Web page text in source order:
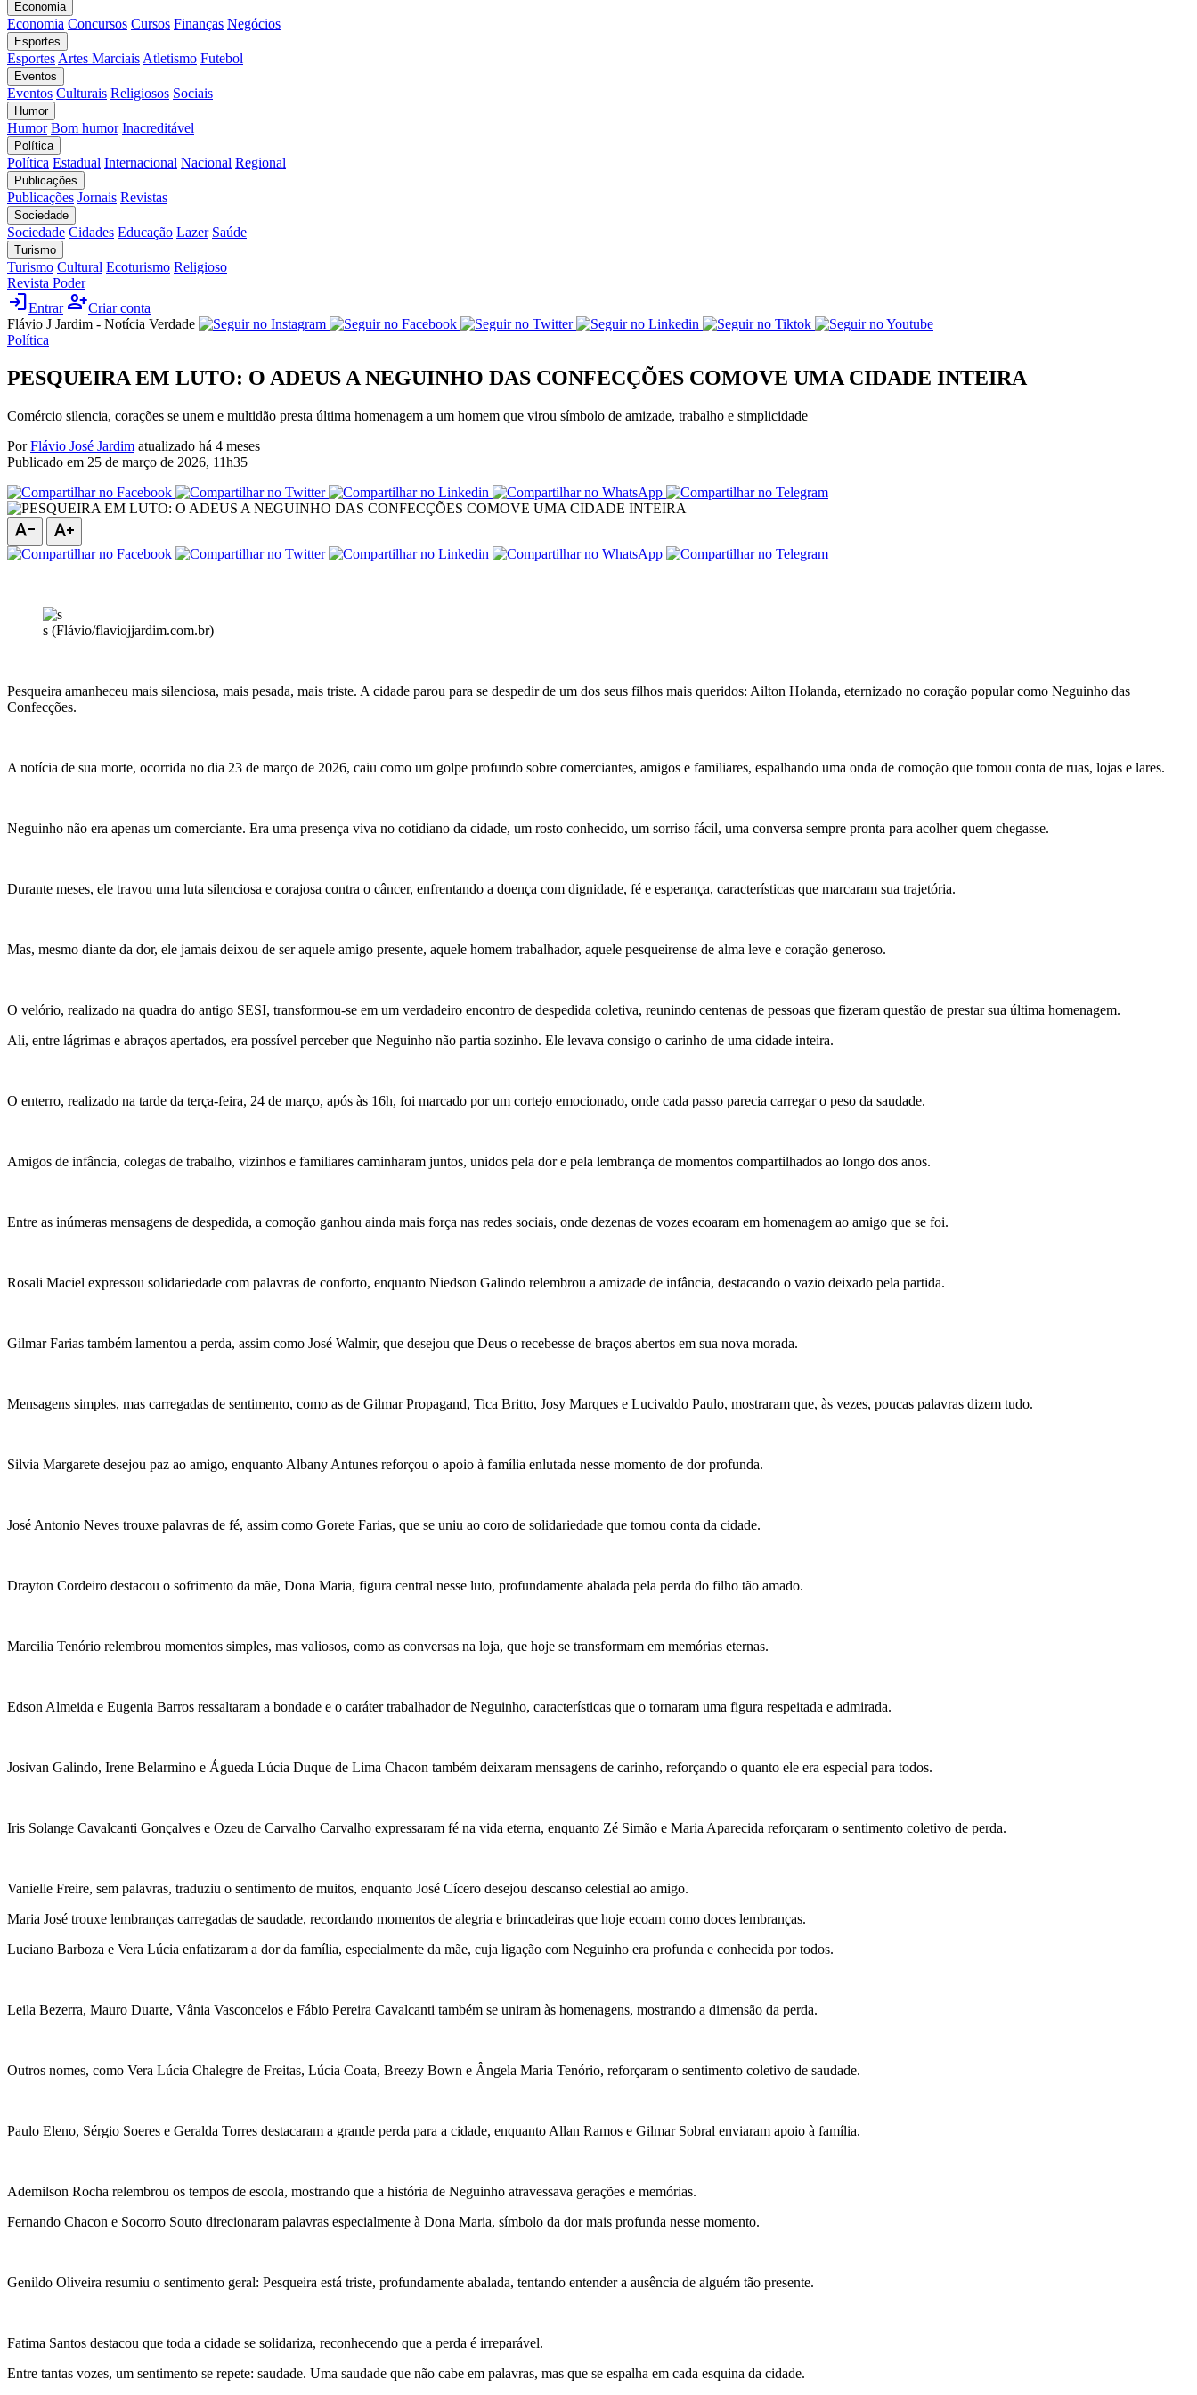
Economia
Economia Concursos Cursos Finanças Negócios
Esportes
Esportes Artes Marciais Atletismo Futebol
Eventos
Eventos Culturais Religiosos Sociais
Humor
Humor Bom humor Inacreditável
Política
Política Estadual Internacional Nacional Regional
Publicações
Publicações Jornais Revistas
Sociedade
Sociedade Cidades Educação Lazer Saúde
Turismo
Turismo Cultural Ecoturismo Religioso
Revista Poder
loginEntrar person_addCriar conta
Flávio J Jardim - Notícia Verdade
Política
PESQUEIRA EM LUTO: O ADEUS A NEGUINHO DAS CONFECÇÕES COMOVE UMA CIDADE INTEIRA
Comércio silencia, corações se unem e multidão presta última homenagem a um homem que virou símbolo de amizade, trabalho e simplicidade
PorFlávio José Jardim atualizado há 4 meses
Publicado em 25 de março de 2026, 11h35
text_decrease text_increase
s (Flávio/flaviojjardim.com.br)
Pesqueira amanheceu mais silenciosa, mais pesada, mais triste. A cidade parou para se despedir de um dos seus filhos mais queridos: Ailton Holanda, eternizado no coração popular como Neguinho das
Confecções.
A notícia de sua morte, ocorrida no dia 23 de março de 2026, caiu como um golpe profundo sobre comerciantes, amigos e familiares, espalhando uma onda de comoção que tomou conta de ruas, lojas e lares.
Neguinho não era apenas um comerciante. Era uma presença viva no cotidiano da cidade, um rosto conhecido, um sorriso fácil, uma conversa sempre pronta para acolher quem chegasse.
Durante meses, ele travou uma luta silenciosa e corajosa contra o câncer, enfrentando a doença com dignidade, fé e esperança, características que marcaram sua trajetória.
Mas, mesmo diante da dor, ele jamais deixou de ser aquele amigo presente, aquele homem trabalhador, aquele pesqueirense de alma leve e coração generoso.
O velório, realizado na quadra do antigo SESI, transformou-se em um verdadeiro encontro de despedida coletiva, reunindo centenas de pessoas que fizeram questão de prestar sua última homenagem.
Ali, entre lágrimas e abraços apertados, era possível perceber que Neguinho não partia sozinho. Ele levava consigo o carinho de uma cidade inteira.
O enterro, realizado na tarde da terça-feira, 24 de março, após às 16h, foi marcado por um cortejo emocionado, onde cada passo parecia carregar o peso da saudade.
Amigos de infância, colegas de trabalho, vizinhos e familiares caminharam juntos, unidos pela dor e pela lembrança de momentos compartilhados ao longo dos anos.
Entre as inúmeras mensagens de despedida, a comoção ganhou ainda mais força nas redes sociais, onde dezenas de vozes ecoaram em homenagem ao amigo que se foi.
Rosali Maciel expressou solidariedade com palavras de conforto, enquanto Niedson Galindo relembrou a amizade de infância, destacando o vazio deixado pela partida.
Gilmar Farias também lamentou a perda, assim como José Walmir, que desejou que Deus o recebesse de braços abertos em sua nova morada.
Mensagens simples, mas carregadas de sentimento, como as de Gilmar Propagand, Tica Britto, Josy Marques e Lucivaldo Paulo, mostraram que, às vezes, poucas palavras dizem tudo.
Silvia Margarete desejou paz ao amigo, enquanto Albany Antunes reforçou o apoio à família enlutada nesse momento de dor profunda.
José Antonio Neves trouxe palavras de fé, assim como Gorete Farias, que se uniu ao coro de solidariedade que tomou conta da cidade.
Drayton Cordeiro destacou o sofrimento da mãe, Dona Maria, figura central nesse luto, profundamente abalada pela perda do filho tão amado.
Marcilia Tenório relembrou momentos simples, mas valiosos, como as conversas na loja, que hoje se transformam em memórias eternas.
Edson Almeida e Eugenia Barros ressaltaram a bondade e o caráter trabalhador de Neguinho, características que o tornaram uma figura respeitada e admirada.
Josivan Galindo, Irene Belarmino e Águeda Lúcia Duque de Lima Chacon também deixaram mensagens de carinho, reforçando o quanto ele era especial para todos.
Iris Solange Cavalcanti Gonçalves e Ozeu de Carvalho Carvalho expressaram fé na vida eterna, enquanto Zé Simão e Maria Aparecida reforçaram o sentimento coletivo de perda.
Vanielle Freire, sem palavras, traduziu o sentimento de muitos, enquanto José Cícero desejou descanso celestial ao amigo.
Maria José trouxe lembranças carregadas de saudade, recordando momentos de alegria e brincadeiras que hoje ecoam como doces lembranças.
Luciano Barboza e Vera Lúcia enfatizaram a dor da família, especialmente da mãe, cuja ligação com Neguinho era profunda e conhecida por todos.
Leila Bezerra, Mauro Duarte, Vânia Vasconcelos e Fábio Pereira Cavalcanti também se uniram às homenagens, mostrando a dimensão da perda.
Outros nomes, como Vera Lúcia Chalegre de Freitas, Lúcia Coata, Breezy Bown e Ângela Maria Tenório, reforçaram o sentimento coletivo de saudade.
Paulo Eleno, Sérgio Soeres e Geralda Torres destacaram a grande perda para a cidade, enquanto Allan Ramos e Gilmar Sobral enviaram apoio à família.
Ademilson Rocha relembrou os tempos de escola, mostrando que a história de Neguinho atravessava gerações e memórias.
Fernando Chacon e Socorro Souto direcionaram palavras especialmente à Dona Maria, símbolo da dor mais profunda nesse momento.
Genildo Oliveira resumiu o sentimento geral: Pesqueira está triste, profundamente abalada, tentando entender a ausência de alguém tão presente.
Fatima Santos destacou que toda a cidade se solidariza, reconhecendo que a perda é irreparável.
Entre tantas vozes, um sentimento se repete: saudade. Uma saudade que não cabe em palavras, mas que se espalha em cada esquina da cidade.